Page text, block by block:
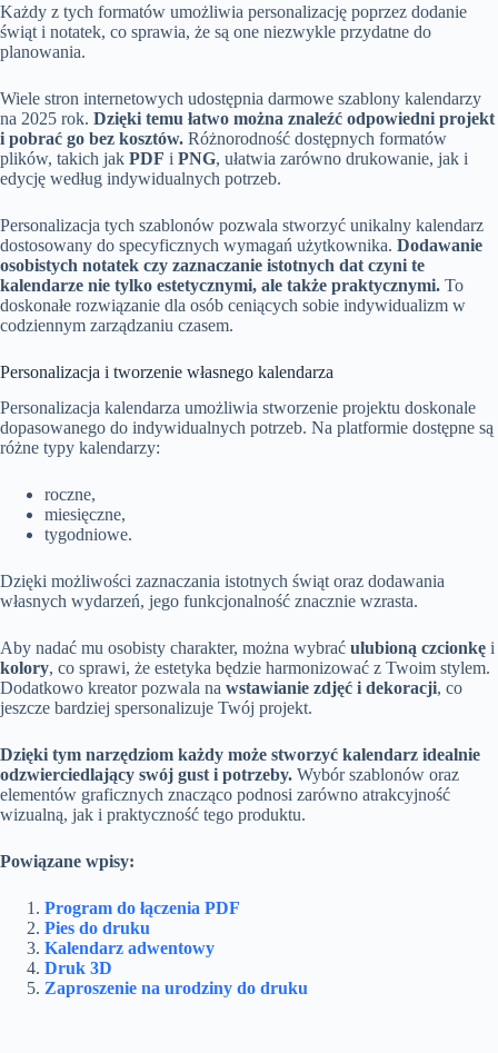
Każdy z tych formatów umożliwia personalizację poprzez dodanie
świąt i notatek, co sprawia, że są one niezwykle przydatne do
planowania.
Wiele stron internetowych udostępnia darmowe szablony kalendarzy
na 2025 rok. Dzięki temu łatwo można znaleźć odpowiedni projekt
i pobrać go bez kosztów. Różnorodność dostępnych formatów
plików, takich jak PDF i PNG, ułatwia zarówno drukowanie, jak i
edycję według indywidualnych potrzeb.
Personalizacja tych szablonów pozwala stworzyć unikalny kalendarz
dostosowany do specyficznych wymagań użytkownika. Dodawanie
osobistych notatek czy zaznaczanie istotnych dat czyni te
kalendarze nie tylko estetycznymi, ale także praktycznymi. To
doskonałe rozwiązanie dla osób ceniących sobie indywidualizm w
codziennym zarządzaniu czasem.
Personalizacja i tworzenie własnego kalendarza
Personalizacja kalendarza umożliwia stworzenie projektu doskonale
dopasowanego do indywidualnych potrzeb. Na platformie dostępne są
różne typy kalendarzy:
roczne,
miesięczne,
tygodniowe.
Dzięki możliwości zaznaczania istotnych świąt oraz dodawania
własnych wydarzeń, jego funkcjonalność znacznie wzrasta.
Aby nadać mu osobisty charakter, można wybrać ulubioną czcionkę i
kolory, co sprawi, że estetyka będzie harmonizować z Twoim stylem.
Dodatkowo kreator pozwala na wstawianie zdjęć i dekoracji, co
jeszcze bardziej spersonalizuje Twój projekt.
Dzięki tym narzędziom każdy może stworzyć kalendarz idealnie
odzwierciedlający swój gust i potrzeby. Wybór szablonów oraz
elementów graficznych znacząco podnosi zarówno atrakcyjność
wizualną, jak i praktyczność tego produktu.
Powiązane wpisy:
Program do łączenia PDF
Pies do druku
Kalendarz adwentowy
Druk 3D
Zaproszenie na urodziny do druku